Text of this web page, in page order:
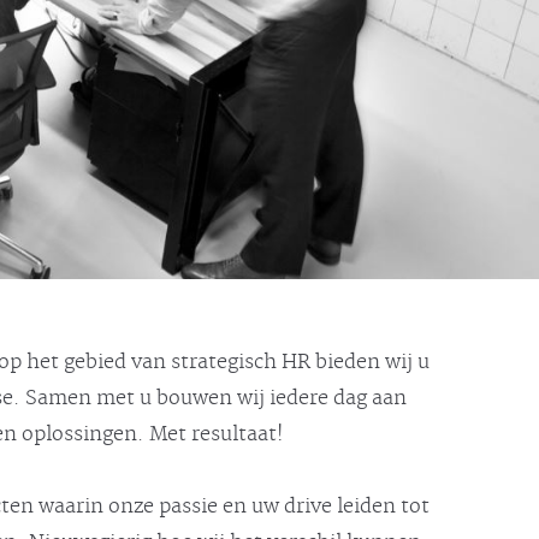
het gebied van strategisch HR bieden wij u
Samen met u bouwen wij iedere dag aan
oplossingen. Met resultaat!
waarin onze passie en uw drive leiden tot